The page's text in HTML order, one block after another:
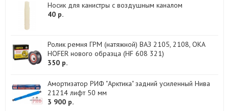
Носик для канистры с воздушным каналом
40 р.
Ролик ремня ГРМ (натяжной) ВАЗ 2105, 2108, ОКА
HOFER нового образца (HF 608 321)
350 р.
Амортизатор РИФ "Арктика" задний усиленный Нива
21214 лифт 50 мм
3 900 р.